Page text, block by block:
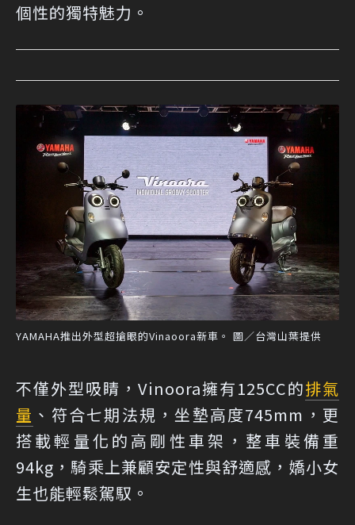
個性的獨特魅力。
YAMAHA推出外型超搶眼的Vinaoora新車。 圖／台灣山葉提供
不僅外型吸睛，Vinoora擁有125CC的排氣
量 、符合七期法規，坐墊高度745mm，更
搭載輕量化的高剛性車架，整車裝備重
94kg，騎乘上兼顧安定性與舒適感，嬌小女
生也能輕鬆駕馭。